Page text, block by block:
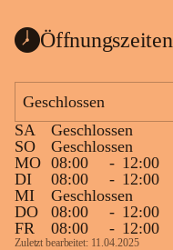
Öffnungszeiten
Geschlossen
SA
Geschlossen
SO
Geschlossen
MO 08:00 - 12:00
DI
08:00 - 12:00
MI
Geschlossen
DO
08:00 - 12:00
FR
08:00 - 12:00
Zuletzt bearbeitet: 11.04.2025